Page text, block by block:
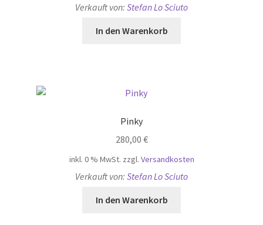
Verkauft von: Stefan Lo Sciuto
In den Warenkorb
Pinky
280,00 €
inkl. 0 % MwSt. zzgl. Versandkosten
Verkauft von: Stefan Lo Sciuto
In den Warenkorb